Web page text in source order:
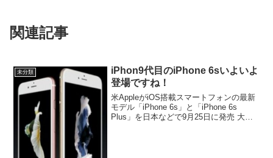
関連記事
未分類
iPhon9代目のiPhone 6sいよいよ
登場ですね！
米AppleがiOS搭載スマートフォンの最新
モデル「iPhone 6s」と「iPhone 6s
Plus」を日本などで9月25日に発売 大き